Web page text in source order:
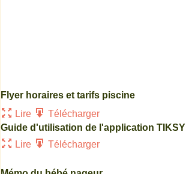
Flyer horaires et tarifs piscine
Lire
Télécharger
Guide d'utilisation de l'application TIKSY
Lire
Télécharger